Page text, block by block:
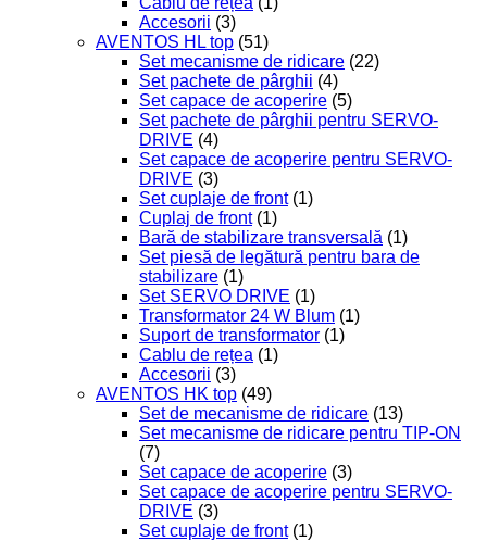
Accesorii (3)
AVENTOS HL top (51)
Set mecanisme de ridicare (22)
Set pachete de pârghii (4)
Set capace de acoperire (5)
Set pachete de pârghii pentru SERVO-
DRIVE (4)
Set capace de acoperire pentru SERVO-
DRIVE (3)
Set cuplaje de front (1)
Cuplaj de front (1)
Bară de stabilizare transversală (1)
Set piesă de legătură pentru bara de
stabilizare (1)
Set SERVO DRIVE (1)
Transformator 24 W Blum (1)
Suport de transformator (1)
Cablu de rețea (1)
Accesorii (3)
AVENTOS HK top (49)
Set de mecanisme de ridicare (13)
Set mecanisme de ridicare pentru TIP-ON
(7)
Set capace de acoperire (3)
Set capace de acoperire pentru SERVO-
DRIVE (3)
Set cuplaje de front (1)